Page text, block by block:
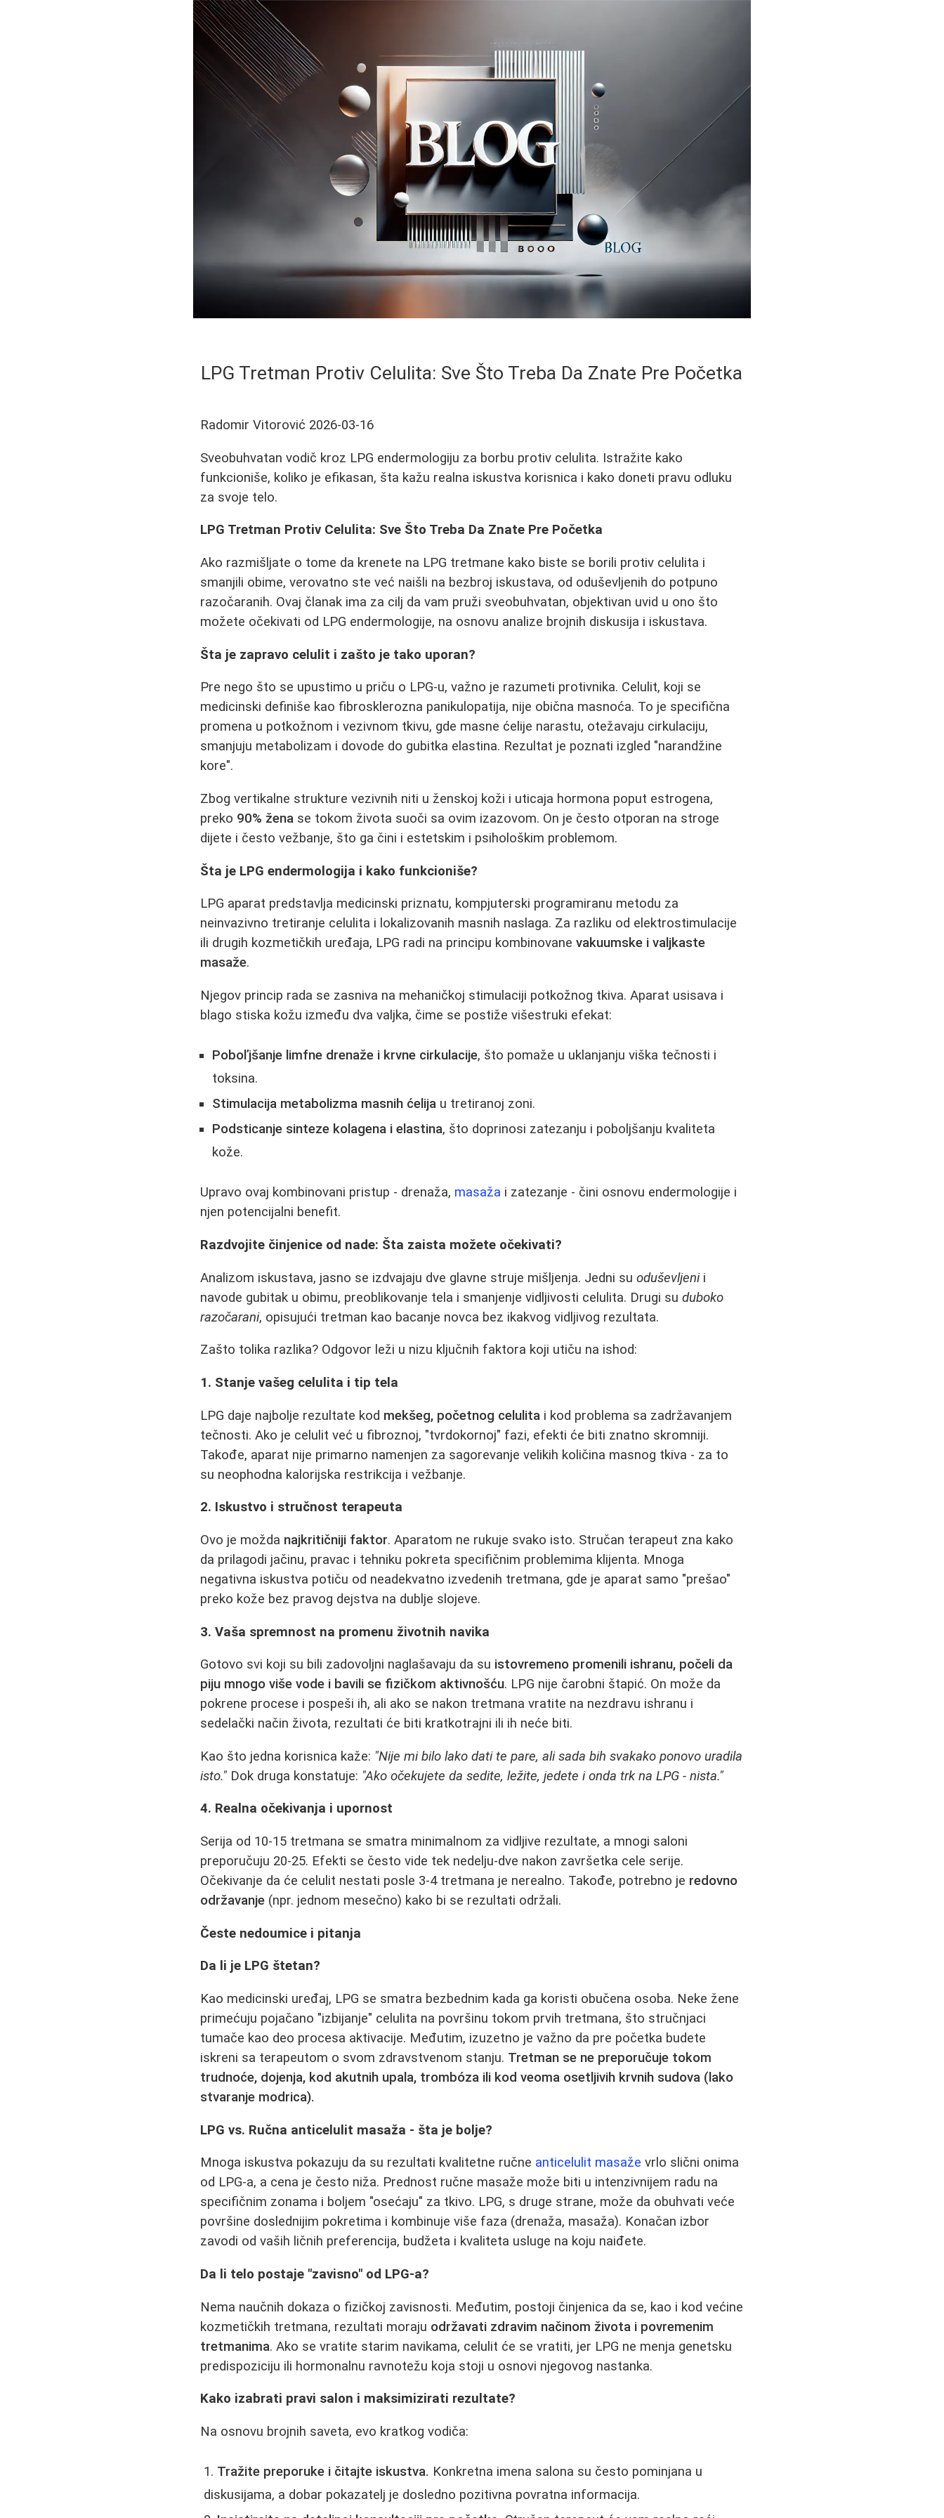
LPG Tretman Protiv Celulita: Sve Što Treba Da Znate Pre Početka
Radomir Vitorović 2026-03-16
Sveobuhvatan vodič kroz LPG endermologiju za borbu protiv celulita. Istražite kako
funkcioniše, koliko je efikasan, šta kažu realna iskustva korisnica i kako doneti pravu odluku
za svoje telo.
LPG Tretman Protiv Celulita: Sve Što Treba Da Znate Pre Početka
Ako razmišljate o tome da krenete na LPG tretmane kako biste se borili protiv celulita i
smanjili obime, verovatno ste već naišli na bezbroj iskustava, od oduševljenih do potpuno
razočaranih. Ovaj članak ima za cilj da vam pruži sveobuhvatan, objektivan uvid u ono što
možete očekivati od LPG endermologije, na osnovu analize brojnih diskusija i iskustava.
Šta je zapravo celulit i zašto je tako uporan?
Pre nego što se upustimo u priču o LPG-u, važno je razumeti protivnika. Celulit, koji se
medicinski definiše kao fibrosklerozna panikulopatija, nije obična masnoća. To je specifična
promena u potkožnom i vezivnom tkivu, gde masne ćelije narastu, otežavaju cirkulaciju,
smanjuju metabolizam i dovode do gubitka elastina. Rezultat je poznati izgled "narandžine
kore".
Zbog vertikalne strukture vezivnih niti u ženskoj koži i uticaja hormona poput estrogena,
preko 90% žena se tokom života suoči sa ovim izazovom. On je često otporan na stroge
dijete i često vežbanje, što ga čini i estetskim i psihološkim problemom.
Šta je LPG endermologija i kako funkcioniše?
LPG aparat predstavlja medicinski priznatu, kompjuterski programiranu metodu za
neinvazivno tretiranje celulita i lokalizovanih masnih naslaga. Za razliku od elektrostimulacije
ili drugih kozmetičkih uređaja, LPG radi na principu kombinovanevakuumske i valjkaste
masaže.
Njegov princip rada se zasniva na mehaničkoj stimulaciji potkožnog tkiva. Aparat usisava i
blago stiska kožu između dva valjka, čime se postiže višestruki efekat:
Poboľjšanje limfne drenaže i krvne cirkulacije, što pomaže u uklanjanju viška tečnosti i
toksina.
Stimulacija metabolizma masnih ćelija u tretiranoj zoni.
Podsticanje sinteze kolagena i elastina, što doprinosi zatezanju i poboljšanju kvaliteta
kože.
Upravo ovaj kombinovani pristup - drenaža, masaža i zatezanje - čini osnovu endermologije i
njen potencijalni benefit.
Razdvojite činjenice od nade: Šta zaista možete očekivati?
Analizom iskustava, jasno se izdvajaju dve glavne struje mišljenja. Jedni suoduševljenii
navode gubitak u obimu, preoblikovanje tela i smanjenje vidljivosti celulita. Drugi suduboko
razočarani, opisujući tretman kao bacanje novca bez ikakvog vidljivog rezultata.
Zašto tolika razlika? Odgovor leži u nizu ključnih faktora koji utiču na ishod:
1. Stanje vašeg celulita i tip tela
LPG daje najbolje rezultate kod mekšeg, početnog celulita i kod problema sa zadržavanjem
tečnosti. Ako je celulit već u fibroznoj, "tvrdokornoj" fazi, efekti će biti znatno skromniji.
Takođe, aparat nije primarno namenjen za sagorevanje velikih količina masnog tkiva - za to
su neophodna kalorijska restrikcija i vežbanje.
2. Iskustvo i stručnost terapeuta
Ovo je možda najkritičniji faktor. Aparatom ne rukuje svako isto. Stručan terapeut zna kako
da prilagodi jačinu, pravac i tehniku pokreta specifičnim problemima klijenta. Mnoga
negativna iskustva potiču od neadekvatno izvedenih tretmana, gde je aparat samo "prešao"
preko kože bez pravog dejstva na dublje slojeve.
3. Vaša spremnost na promenu životnih navika
Gotovo svi koji su bili zadovoljni naglašavaju da su istovremeno promenili ishranu, počeli da
piju mnogo više vode i bavili se fizičkom aktivnošću. LPG nije čarobni štapić. On može da
pokrene procese i pospeši ih, ali ako se nakon tretmana vratite na nezdravu ishranu i
sedelački način života, rezultati će biti kratkotrajni ili ih neće biti.
Kao što jedna korisnica kaže: "Nije mi bilo lako dati te pare, ali sada bih svakako ponovo uradila
isto." Dok druga konstatuje: "Ako očekujete da sedite, ležite, jedete i onda trk na LPG - nista."
4. Realna očekivanja i upornost
Serija od 10-15 tretmana se smatra minimalnom za vidljive rezultate, a mnogi saloni
preporučuju 20-25. Efekti se često vide tek nedelju-dve nakon završetka cele serije.
Očekivanje da će celulit nestati posle 3-4 tretmana je nerealno. Takođe, potrebno je redovno
održavanje (npr. jednom mesečno) kako bi se rezultati održali.
Česte nedoumice i pitanja
Da li je LPG štetan?
Kao medicinski uređaj, LPG se smatra bezbednim kada ga koristi obučena osoba. Neke žene
primećuju pojačano "izbijanje" celulita na površinu tokom prvih tretmana, što stručnjaci
tumače kao deo procesa aktivacije. Međutim, izuzetno je važno da pre početka budete
iskreni sa terapeutom o svom zdravstvenom stanju. Tretman se ne preporučuje tokom
trudnoće, dojenja, kod akutnih upala, trombóza ili kod veoma osetljivih krvnih sudova (lako
stvaranje modrica).
LPG vs. Ručna anticelulit masaža - šta je bolje?
Mnoga iskustva pokazuju da su rezultati kvalitetne ručne anticelulit masaže vrlo slični onima
od LPG-a, a cena je često niža. Prednost ručne masaže može biti u intenzivnijem radu na
specifičnim zonama i boljem "osećaju" za tkivo. LPG, s druge strane, može da obuhvati veće
površine doslednijim pokretima i kombinuje više faza (drenaža, masaža). Konačan izbor
zavodi od vaših ličnih preferencija, budžeta i kvaliteta usluge na koju naiđete.
Da li telo postaje "zavisno" od LPG-a?
Nema naučnih dokaza o fizičkoj zavisnosti. Međutim, postoji činjenica da se, kao i kod većine
kozmetičkih tretmana, rezultati moraju održavati zdravim načinom života i povremenim
tretmanima. Ako se vratite starim navikama, celulit će se vratiti, jer LPG ne menja genetsku
predispoziciju ili hormonalnu ravnotežu koja stoji u osnovi njegovog nastanka.
Kako izabrati pravi salon i maksimizirati rezultate?
Na osnovu brojnih saveta, evo kratkog vodiča:
Tražite preporuke i čitajte iskustva. Konkretna imena salona su često pominjana u
diskusijama, a dobar pokazatelj je dosledno pozitivna povratna informacija.